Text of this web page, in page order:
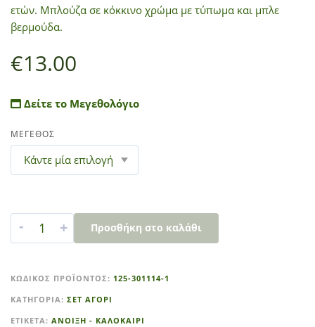
ετών. Μπλούζα σε κόκκινο χρώμα με τύπωμα και μπλε
βερμούδα.
€13.00
Δείτε το Μεγεθολόγιο
ΜΕΓΕΘΟΣ
- + Προσθήκη στο καλάθι
t
e
r
ΚΩΔΙΚΌΣ ΠΡΟΪΌΝΤΟΣ: 125-301114-1
ΚΑΤΗΓΟΡΊΑ: ΣΕΤ ΑΓΟΡΙ
ΕΤΙΚΈΤΑ: ΑΝΟΙΞΗ - ΚΑΛΟΚΑΙΡΙ